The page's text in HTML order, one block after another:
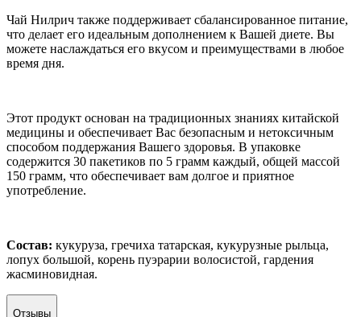
Чай Нилрич также поддерживает сбалансированное питание,
что делает его идеальным дополнением к Вашей диете. Вы
можете наслаждаться его вкусом и преимуществами в любое
время дня.
Этот продукт основан на традиционных знаниях китайской
медицины и обеспечивает Вас безопасным и нетоксичным
способом поддержания Вашего здоровья. В упаковке
содержится 30 пакетиков по 5 грамм каждый, общей массой
150 грамм, что обеспечивает вам долгое и приятное
употребление.
Состав: кукуруза, гречиха татарская, кукурузные рыльца,
лопух большой, корень пуэрарии волосистой, гардения
жасминовидная.
Отзывы